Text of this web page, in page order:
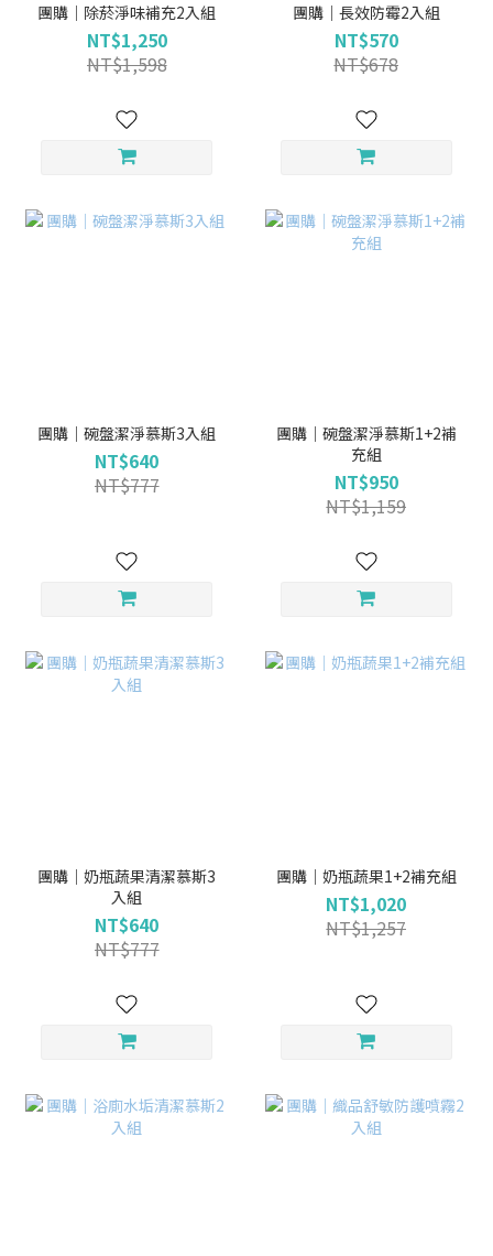
團購｜除菸淨味補充2入組
NT$1,250
NT$1,598
團購｜長效防霉2入組
NT$570
NT$678
團購｜碗盤潔淨慕斯3入組
NT$640
NT$777
團購｜碗盤潔淨慕斯1+2補
充組
NT$950
NT$1,159
團購｜奶瓶蔬果清潔慕斯3
入組
NT$640
NT$777
團購｜奶瓶蔬果1+2補充組
NT$1,020
NT$1,257